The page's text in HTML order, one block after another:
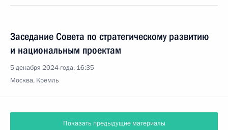
Заседание Совета по стратегическому развитию
и национальным проектам
5 декабря 2024 года, 16:35
Москва, Кремль
Показать предыдущие материалы